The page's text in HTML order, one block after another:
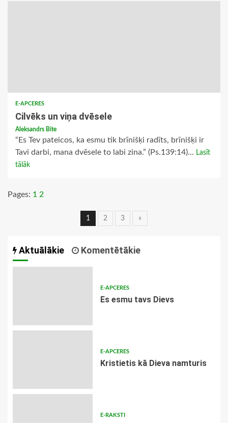
E-APCERES
Cilvēks un viņa dvēsele
Aleksandrs Bite
“Es Tev pateicos, ka esmu tik brīnišķi radīts, brīnišķi ir
Tavi darbi, mana dvēsele to labi zina.” (Ps.139:14)... Lasīt
tālāk
Pages: 1 2
Ziņu
1 2 3 »
Aktuālākie Komentētākie
E-APCERES
Es esmu tavs Dievs
E-APCERES
Kristietis kā Dieva namturis
E-RAKSTI